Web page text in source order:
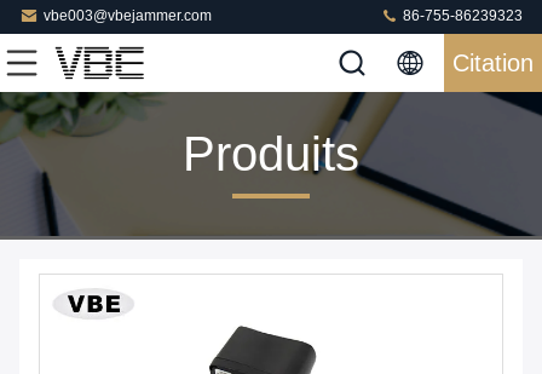
vbe003@vbejammer.com 86-755-86239323
Citation
Produits